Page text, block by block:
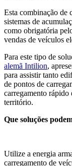
Esta combinação de
sistemas de
como obrigatória
vendas de veículos
Para este tipo de
alemã Intilion,
para assistir tanto
de pontos de
carregamento rápido
território.
Que soluções
Utilize a energia
carregamento de